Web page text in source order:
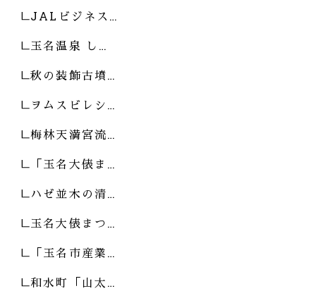
JALビジネス…
玉名温泉 し…
秋の装飾古墳…
ヲムスビレシ…
梅林天満宮流…
「玉名大俵ま…
ハゼ並木の清…
玉名大俵まつ…
「玉名市産業…
和水町「山太…